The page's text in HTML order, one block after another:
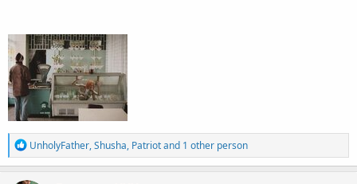
R
e
a
UnholyFather,Shusha, Patriotand 1 other person